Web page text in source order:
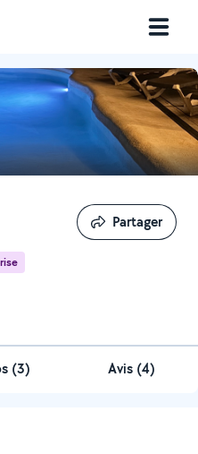
Partager
Partager
(3) Avis (4)